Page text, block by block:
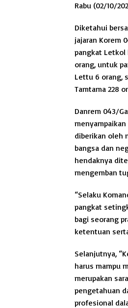
Rabu (02/10/
Diketahui
jajaran Korem
pangkat Letkol
orang, untuk
Lettu 6 orang,
Tamtama 228
Danrem 043/
diberikan oleh
bangsa dan
hendaknya
mengemban
“Selaku
pangkat
bagi seorang
ketentuan
Selanjutnya,
harus mampu
merupakan
pengetahuan
profesional